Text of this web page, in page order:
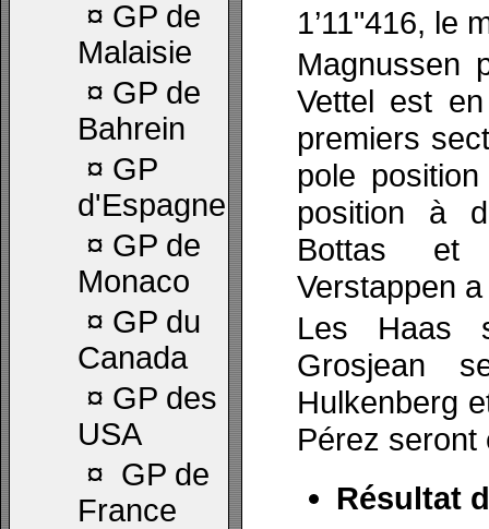
¤ GP de
Malaisie
¤ GP de
Bahrein
¤ GP
d'Espagne
¤ GP de
Monaco
¤ GP du
Canada
¤ GP des
USA
¤ GP de
France
1’11"416, le
Magnussen
Vettel est
premiers
pole
position à
Bottas et
Verstappen
Les Haas
Grosjean
Hulkenberg
Pérez seront
Résultat